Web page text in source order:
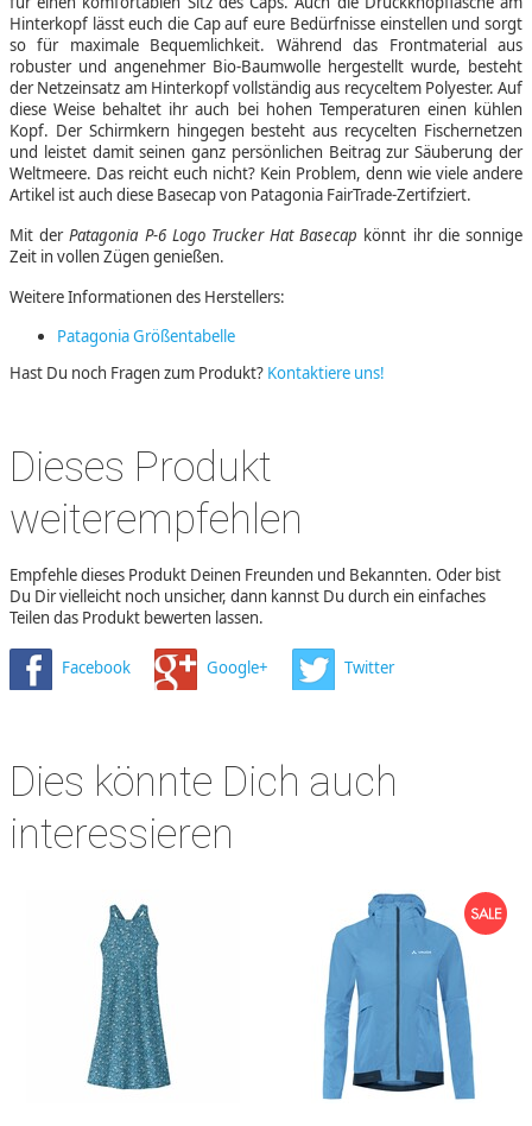
Hinterkopf lässt euch die Cap auf eure Bedürfnisse einstellen und sorgt
so für maximale Bequemlichkeit. Während das Frontmaterial aus
robuster und angenehmer Bio-Baumwolle hergestellt wurde, besteht
der Netzeinsatz am Hinterkopf vollständig aus recyceltem Polyester. Auf
diese Weise behaltet ihr auch bei hohen Temperaturen einen kühlen
Kopf. Der Schirmkern hingegen besteht aus recycelten Fischernetzen
und leistet damit seinen ganz persönlichen Beitrag zur Säuberung der
Weltmeere. Das reicht euch nicht? Kein Problem, denn wie viele andere
Artikel ist auch diese Basecap von Patagonia FairTrade-Zertifziert.
Mit derPatagonia P-6 Logo Trucker Hat Basecap könnt ihr die sonnige
Zeit in vollen Zügen genießen.
Weitere Informationen des Herstellers:
Patagonia Größentabelle
Hast Du noch Fragen zum Produkt? Kontaktiere uns!
Dieses Produkt
weiterempfehlen
Empfehle dieses Produkt Deinen Freunden und Bekannten. Oder bist
Du Dir vielleicht noch unsicher, dann kannst Du durch ein einfaches
Teilen das Produkt bewerten lassen.
Facebook Google+ Twitter
Dies könnte Dich auch
interessieren